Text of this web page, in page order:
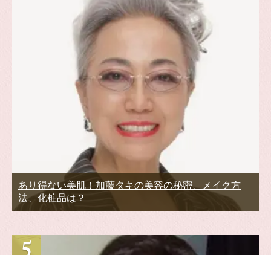
あり得ない美肌！加藤タキの美容の秘密、メイク方
法、化粧品は？